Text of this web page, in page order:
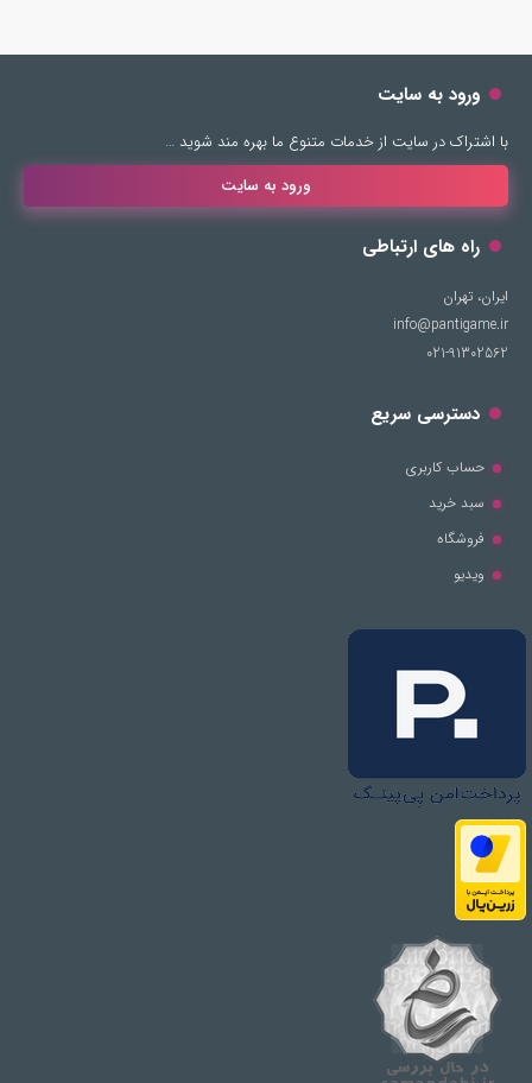
ورود به سایت
با اشتراک در سایت از خدمات متنوع ما بهره مند شوید …
ورود به سایت
راه های ارتباطی
ایران، تهران
info@pantigame.ir
021-91302562
دسترسی سریع
حساب کاربری
سبد خرید
فروشگاه
ویدیو